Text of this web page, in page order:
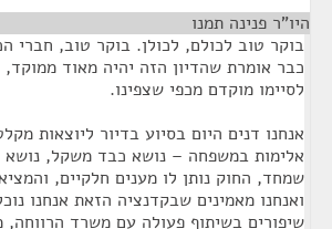
היו"ר פנינה תמנו
בוקר טוב לכולם, לכולן. בוקר טוב, חברי
כבר אומרת שהדיון הזה יהיה מאוד ממוקד,
לסיימו מוקדם מכפי שצפינו.
אנחנו דנים היום בסיוע בדיור ליוצאות
אלימות במשפחה – נושא כבד משקל, נושא
שמחד, החוק נותן לו מענים חלקיים,
ואנחנו מאמינים שבקדנציה הזאת אנחנו
שיפורים בשיתוף פעולה עם משרד הרווחה,